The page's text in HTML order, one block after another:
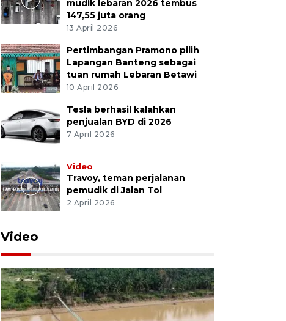
mudik lebaran 2026 tembus
147,55 juta orang
13 April 2026
Pertimbangan Pramono pilih
Lapangan Banteng sebagai
tuan rumah Lebaran Betawi
10 April 2026
Tesla berhasil kalahkan
penjualan BYD di 2026
7 April 2026
Video
Travoy, teman perjalanan
pemudik di Jalan Tol
2 April 2026
Video